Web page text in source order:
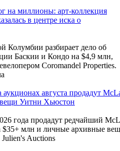
на миллионы: арт-коллекция
в центре иска о
Колумбии разбирает дело об
Баскии и Кондо на $4,9 млн,
Coromandel Properties.
августа продадут
Уитни Хьюстон
года продадут редчайший
млн и личные архивные
Auctions